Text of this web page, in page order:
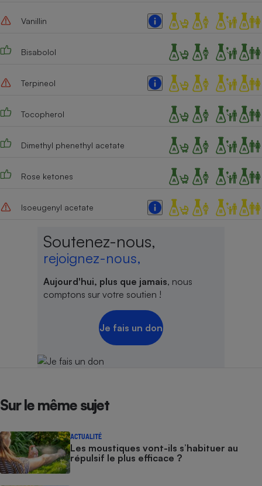
Vanillin
Bisabolol
Terpineol
Tocopherol
Dimethyl phenethyl acetate
Rose ketones
Isoeugenyl acetate
Soutenez-nous,
rejoignez-nous,
Aujourd'hui, plus que jamais, nous
comptons sur votre soutien !
Je fais un don
Sur le même sujet
ACTUALITÉ
Les moustiques vont-ils s’habituer au
répulsif le plus efficace ?